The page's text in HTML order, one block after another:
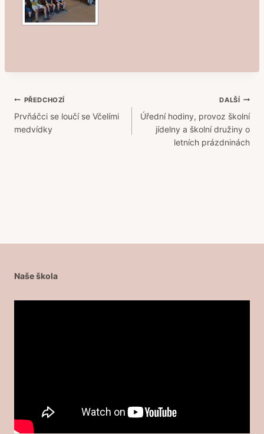
Navigace
pro
PŘEDCHOZÍ
Prvňáčci se loučí se Včelími
medvídky
DALŠÍ
Úřední hodiny, provoz školní
jídelny a školní družiny o
letních prázdninách
Naše škola